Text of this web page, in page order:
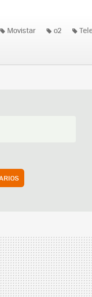
Movistar o2